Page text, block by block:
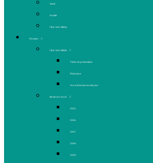
Santé
Société
Club Ado Média
Dossiers
Club Ado Média
Vidéo de présentation
Historique
Journal des jeunes citoyens
Rivière du Nord
2005
2006
2007
2008
2009